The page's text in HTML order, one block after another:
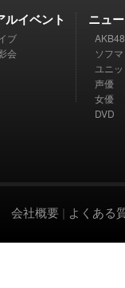
ルイベント
ブ
会
ニュ
AKB48
ソフ
ユニ
声優
女優
DVD
会社概要 | よくある